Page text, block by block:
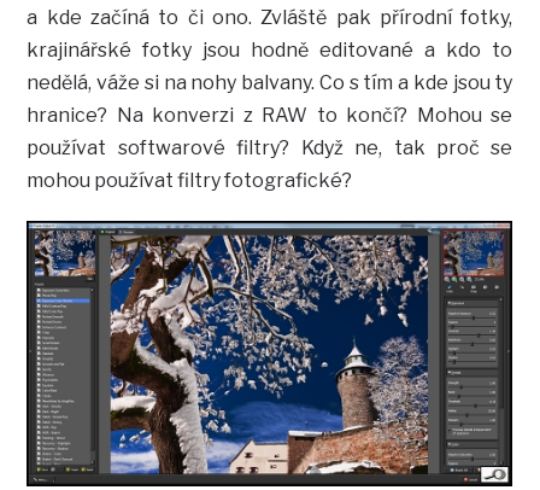
a kde začíná to či ono. Zvláště pak přírodní fotky,
krajinářské fotky jsou hodně editované a kdo to
nedělá, váže si na nohy balvany. Co s tím a kde jsou ty
hranice? Na konverzi z RAW to končí? Mohou se
používat softwarové filtry? Když ne, tak proč se
mohou používat filtry fotografické?